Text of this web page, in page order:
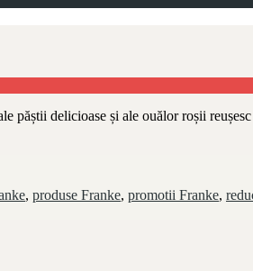
delicioase și ale ouălor roșii reușesc
, produse Franke, promotii Franke,